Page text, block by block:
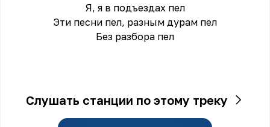
Я, я в подъездах пел
Эти песни пел, разным дурам пел
Без разбора пел
Слушать станции по этому треку